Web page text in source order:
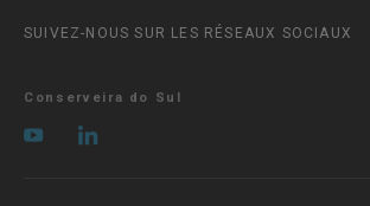
SUIVEZ-NOUS SUR LES RÉSEAUX SOCIAUX
Conserveira do Sul